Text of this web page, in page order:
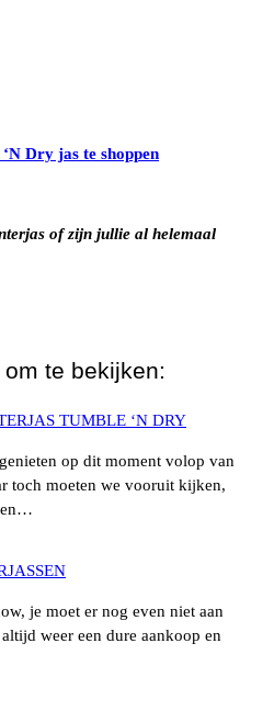
Dry jas te shoppen
of zijn jullie al helemaal
te bekijken:
TUMBLE ‘N DRY
op dit moment volop van
toch moeten we vooruit kijken,
je moet er nog even niet aan
weer een dure aankoop en